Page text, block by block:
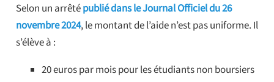
Selon un arrêtépublié dans le Journal Officiel du 26
novembre 2024, le montant de l’aide n’est pas uniforme. Il
s’élève à :
20 euros par mois pour les étudiants non boursiers